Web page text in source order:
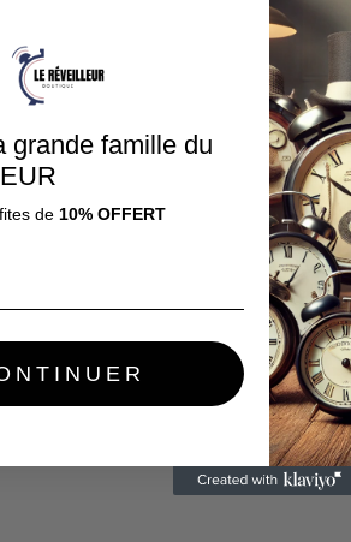
grande famille du
de 10% OFFERT